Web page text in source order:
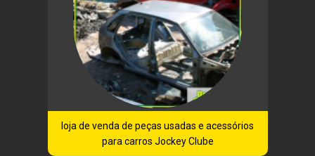
loja de venda de peças usadas e acessórios
para carros Jockey Clube